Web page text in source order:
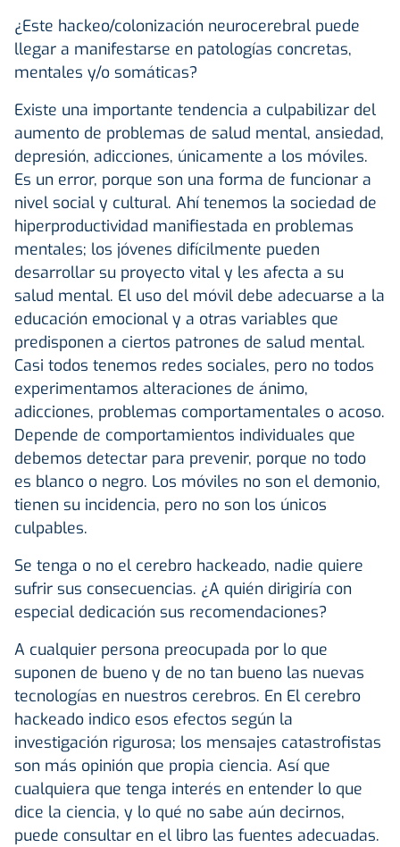
¿Este hackeo/colonización neurocerebral puede
llegar a manifestarse en patologías concretas,
mentales y/o somáticas?
Existe una importante tendencia a culpabilizar del
aumento de problemas de salud mental, ansiedad,
depresión, adicciones, únicamente a los móviles.
Es un error, porque son una forma de funcionar a
nivel social y cultural. Ahí tenemos la sociedad de
hiperproductividad manifiestada en problemas
mentales; los jóvenes difícilmente pueden
desarrollar su proyecto vital y les afecta a su
salud mental. El uso del móvil debe adecuarse a la
educación emocional y a otras variables que
predisponen a ciertos patrones de salud mental.
Casi todos tenemos redes sociales, pero no todos
experimentamos alteraciones de ánimo,
adicciones, problemas comportamentales o acoso.
Depende de comportamientos individuales que
debemos detectar para prevenir, porque no todo
es blanco o negro. Los móviles no son el demonio,
tienen su incidencia, pero no son los únicos
culpables.
Se tenga o no el cerebro hackeado, nadie quiere
sufrir sus consecuencias. ¿A quién dirigiría con
especial dedicación sus recomendaciones?
A cualquier persona preocupada por lo que
suponen de bueno y de no tan bueno las nuevas
tecnologías en nuestros cerebros. En El cerebro
hackeado indico esos efectos según la
investigación rigurosa; los mensajes catastrofistas
son más opinión que propia ciencia. Así que
cualquiera que tenga interés en entender lo que
dice la ciencia, y lo qué no sabe aún decirnos,
puede consultar en el libro las fuentes adecuadas.